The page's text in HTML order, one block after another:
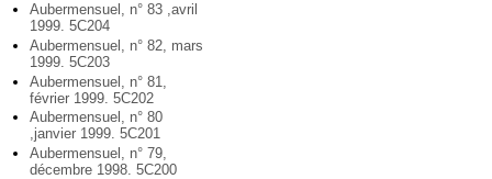
Aubermensuel, n° 83 ,avril
1999. 5C204
Aubermensuel, n° 82, mars
1999. 5C203
Aubermensuel, n° 81,
février 1999. 5C202
Aubermensuel, n° 80
,janvier 1999. 5C201
Aubermensuel, n° 79,
décembre 1998. 5C200